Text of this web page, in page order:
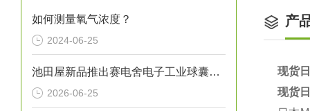
如何测量氧气浓度？
2024-06-25
池田屋新品推出赛电舍电子工业球囊导管焊接机 MS-B01 参数介绍
2026-06-25
产
现货
现货